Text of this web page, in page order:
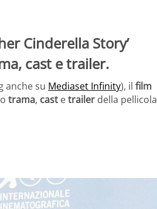
Cinderella Story’
cast e trailer.
anche su Mediaset Infinity), il film
trama, cast etrailer della pellicola